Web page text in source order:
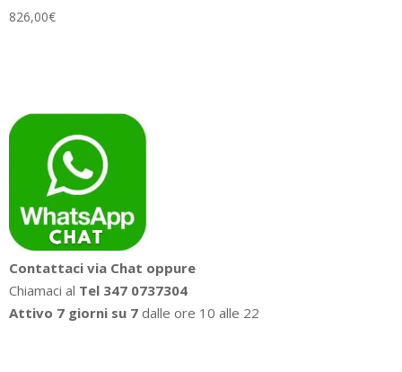
826,00€
Contattaci via Chat oppure
Chiamaci al Tel 347 0737304
Attivo 7 giorni su 7 dalle ore 10 alle 22